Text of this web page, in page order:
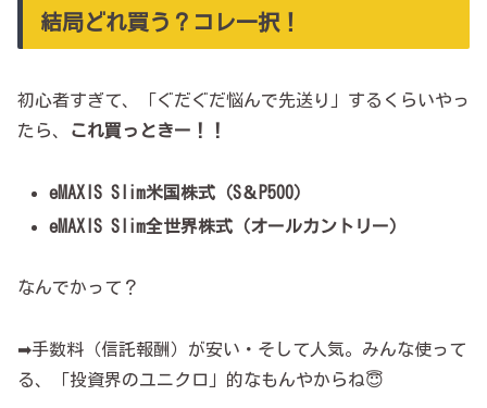
結局どれ買う？コレ一択！
初心者すぎて、「ぐだぐだ悩んで先送り」するくらいやっ
たら、
これ買っときー！！
eMAXIS Slim米国株式（S＆P500）
eMAXIS Slim全世界株式（オールカントリー）
なんでかって？
➡手数料（信託報酬）が安い・そして人気。みんな使って
る、「投資界のユニクロ」的なもんやからね😇